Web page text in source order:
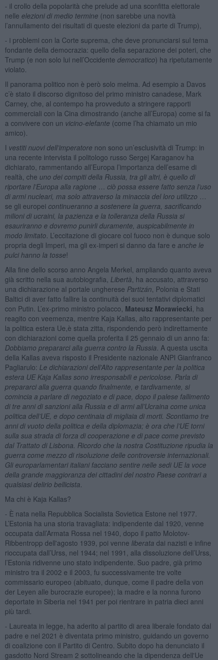
- il crollo della popolarità che prelude ad una sconfitta elettorale
nelle elezioni di medio termine (non sarebbe una novità
l’annullamento dei risultati di queste elezioni da parte di Trump),
- i problemi con la Corte suprema, che deve pronunciarsi sul tema
fondante della democrazia: quello della separazione dei poteri, che
Trump (e non solo lui nell’Occidente democratico) ha ripetutamente
violato.
Il panorama politico non è però solo melma. Ad esempio a Davos
c’è stato il discorso dignitoso del primo ministro canadese, Mark
Carney, che, al contempo ha provveduto a stringere rapporti
commerciali con la Cina dimostrando (anche all’Europa) come si fa
a convivere con un vicino-elefante (come l’ha chiamato un mio
amico).
I vestiti nuovi dell’imperatore non sono un’esclusività di Trump: in
una recente intervista il politologo russo Sergej Karaganov ha
dichiarato, rammentando all’Europa l’importanza dell’esame di
realtà, che uno dei compiti della Russia, tra gli altri, è quello di
riportare l’Europa alla ragione
ciò possa essere fatto senza l’uso
di armi nucleari, ma solo attraverso la minaccia del loro utilizzo
se gli europei continueranno a sostenere la guerra, sacrificando
milioni di ucraini, la pazienza e la tolleranza della Russia si
esauriranno e dovremo punirli duramente, auspicabilmente in
modo limitato . L’eccitazione di giocare col fuoco non è dunque solo
propria degli Imperi, ma gli ex-imperi si danno da fare e anche le
pulci hanno la tosse!
Alla fine dello scorso anno Angela Merkel, ampliando quanto aveva
già scritto nella sua autobiografia, Libertà , ha accusato, attraverso
una dichiarazione al portale ungherese Partizán , Polonia e Stati
Baltici di aver fatto fallire la continuità dei suoi tentativi diplomatici
con Putin. L’ex-primo ministro polacco, Mateusz Morawiecki , ha
reagito con veemenza, mentre Kaja Kallas, alto rappresentante per
la politica estera Ue,è stata zitta, rispondendo però indirettamente
con dichiarazioni come quella proferita il 25 gennaio di un anno fa:
Dobbiamo prepararci alla guerra contro la Russia . A questa uscita
della Kallas aveva risposto il Presidente nazionale ANPI Gianfranco
Pagliarulo: Le dichiarazioni dell’Alto rappresentante per la politica
estera UE Kaja Kallas sono irresponsabili e pericolose. Parla di
prepararci alla guerra quando finalmente, e tardivamente, si
comincia a parlare di negoziato e di pace, dopo il palese fallimento
di tre anni di sanzioni alla Russia e di armi all’Ucraina come unica
politica dell’UE, e dopo centinaia di migliaia di morti. Scontiamo tre
anni di vuoto della politica e della diplomazia; è ora che l’UE torni
sulla sua strada di forza di cooperazione e di pace come previsto
dal Trattato di Lisbona. Ricordo che la nostra Costituzione ripudia la
guerra come mezzo di risoluzione delle controversie internazionali.
Gli europarlamentari italiani facciano sentire nelle sedi UE la voce
della grande maggioranza dei cittadini del nostro Paese contrari a
qualsiasi delirio bellicista
Ma chi è Kaja Kallas?
- È nata nella Repubblica Socialista Sovietica Estone nel 1977.
L’Estonia ha una storia travagliata: indipendente dal 1920, venne
occupata dall’Armata Rossa nel 1940, dopo il patto Molotov-
Ribbentropp dell'agosto 1939, poi venne liberata dai nazisti e infine
rioccupata dall’Urss, nel 1944; nel 1991, alla dissoluzione dell’Urss,
l’Estonia ridivenne uno stato indipendente. Suo padre, già primo
ministro tra il 2002 e il 2003, fu successivamente tre volte
commissario europeo (abituato, dunque, come il padre della von
der Leyen alle burocrazie europee); la madre e la nonna furono
deportate in Siberia nel 1941 per poi rientrare in patria dieci anni
più tardi.
- Laureata in legge, ha aderito al partito di area liberale fondato dal
padre e nel 2021 è diventata primo ministro, guidando un governo
di coalizione con il Partito di Centro. Subito dopo ha denunciato il
gasdotto Nord Stream 2 sottolineando che la dipendenza dell'Ue